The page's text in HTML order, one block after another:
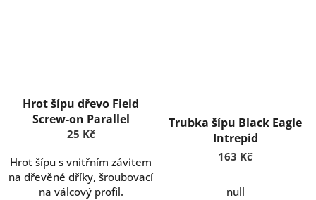
Hrot šípu dřevo Field
Screw-on Parallel
25 Kč
Hrot šípu s vnitřním závitem
na dřevěné dříky, šroubovací
na válcový profil.
Trubka šípu Black Eagle
Intrepid
163 Kč
null